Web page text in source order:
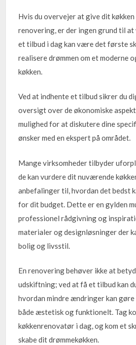
Hvis du overvejer at give dit
renovering, er der ingen grund til
et tilbud i dag kan være det første
realisere drømmen om et moderne
køkken.
Ved at indhente et tilbud sikrer du
oversigt over de økonomiske
mulighed for at diskutere dine
ønsker med en ekspert på området.
Mange virksomheder tilbyder
de kan vurdere dit nuværende
anbefalinger til, hvordan det bedst
for dit budget. Dette er en gylden
professionel rådgivning og
materialer og designløsninger der
bolig og livsstil.
En renovering behøver ikke at
udskiftning; ved at få et tilbud kan
hvordan mindre ændringer kan
både æstetisk og funktionelt. Tag
køkkenrenovatør i dag, og kom et
skabe dit drømmekøkken.